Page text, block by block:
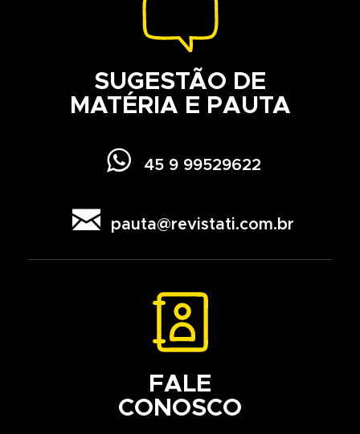
SUGESTÃO DE
MATÉRIA E PAUTA
 45 9 99529622
 pauta@revistati.com.br
FALE
CONOSCO